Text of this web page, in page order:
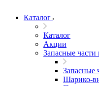
Каталог
Каталог
Акции
Запасные части
Запасные
Шарико-